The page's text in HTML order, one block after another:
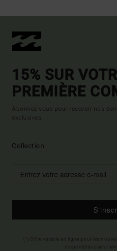
15% SUR
PREMIÈRE
Abonnez-vous pour recevoir nos
exclusives.
Collection